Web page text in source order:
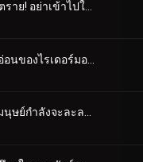
ตอนที่ 40 โอ้มนุษย์กำลังจะละลาย! สบู่มอนสเตอร์ปรากฏตัว